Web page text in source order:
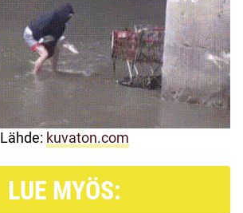
Lähde: kuvaton.com
LUE MYÖS: